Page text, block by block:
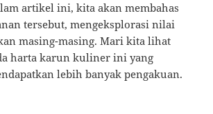
artikel ini, kita akan membahas
tersebut, mengeksplorasi nilai
masing-masing. Mari kita lihat
harta karun kuliner ini yang
lebih banyak pengakuan.